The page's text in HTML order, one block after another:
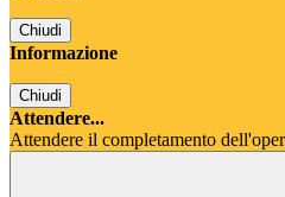
Chiudi
Informazione
Chiudi
Attendere...
Attendere il completamento